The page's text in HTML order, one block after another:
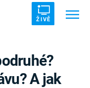
ŽIVĚ
A jak